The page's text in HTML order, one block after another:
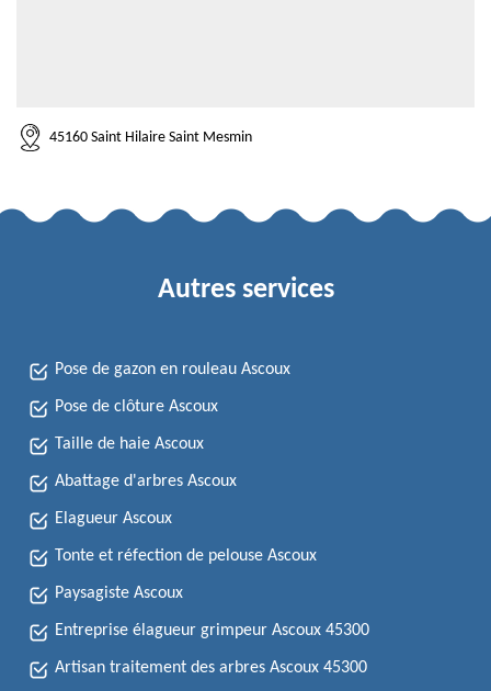
45160 Saint Hilaire Saint Mesmin
Autres services
Pose de gazon en rouleau Ascoux
Pose de clôture Ascoux
Taille de haie Ascoux
Abattage d'arbres Ascoux
Elagueur Ascoux
Tonte et réfection de pelouse Ascoux
Paysagiste Ascoux
Entreprise élagueur grimpeur Ascoux 45300
Artisan traitement des arbres Ascoux 45300